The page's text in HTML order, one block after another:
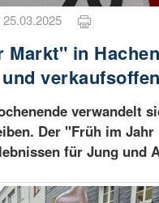
25.03.2025
Markt" in
verwandelt
Der "Früh im
für Jung und